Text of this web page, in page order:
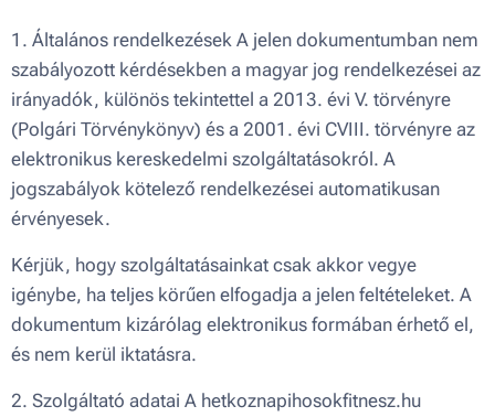
1. Általános rendelkezések A jelen dokumentumban nem
szabályozott kérdésekben a magyar jog rendelkezései az
irányadók, különös tekintettel a 2013. évi V. törvényre
(Polgári Törvénykönyv) és a 2001. évi CVIII. törvényre az
elektronikus kereskedelmi szolgáltatásokról. A
jogszabályok kötelező rendelkezései automatikusan
érvényesek.
Kérjük, hogy szolgáltatásainkat csak akkor vegye
igénybe, ha teljes körűen elfogadja a jelen feltételeket. A
dokumentum kizárólag elektronikus formában érhető el,
és nem kerül iktatásra.
2. Szolgáltató adatai A hetkoznapihosokfitnesz.hu